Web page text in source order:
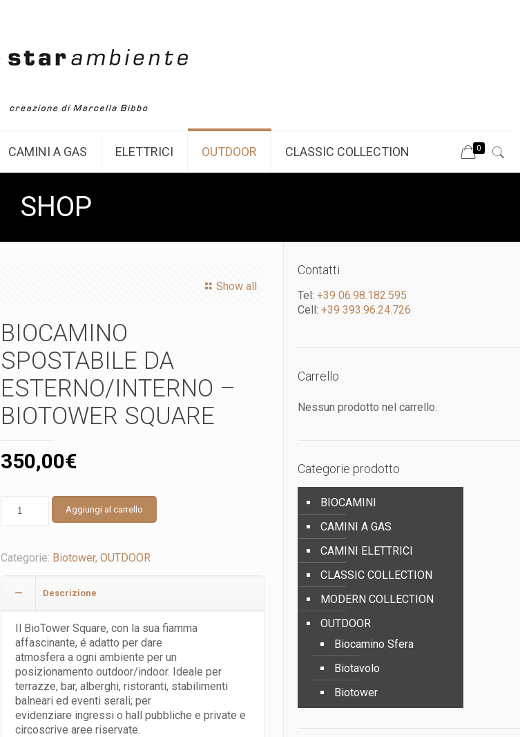
CAMINI A GAS ELETTRICI OUTDOOR CLASSIC COLLECTION 0
SHOP
Show all
BIOCAMINO
SPOSTABILE DA
ESTERNO/INTERNO –
BIOTOWER SQUARE
350,00€
BIOCAMINO
SPOSTABILE
-
BIOTOWER
SQUARE
Aggiungi al carrello
Categorie: Biotower,OUTDOOR
Descrizione
Il BioTower Square, con la sua fiamma
affascinante, é adatto per dare
atmosfera a ogni ambiente per un
posizionamento outdoor/indoor. Ideale per
terrazze, bar, alberghi, ristoranti, stabilimenti
balneari ed eventi serali; per
evidenziare ingressi o hall pubbliche e private e
circoscrive aree riservate.
Contatti
Tel: +39 06.98.182.595
Cell: +39 393.96.24.726
Carrello
Nessun prodotto nel carrello.
Categorie prodotto
BIOCAMINI
CAMINI A GAS
CAMINI ELETTRICI
CLASSIC COLLECTION
MODERN COLLECTION
OUTDOOR
Biocamino Sfera
Biotavolo
Biotower